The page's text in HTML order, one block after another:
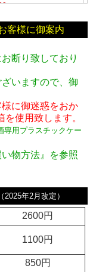
客様に御案内
断り致しており
いますので、御
に御迷惑をおか
を使用致します。
専用プラスチックケー
物方法』を参照
（2025年2月改定）
2600円
1100円
850円